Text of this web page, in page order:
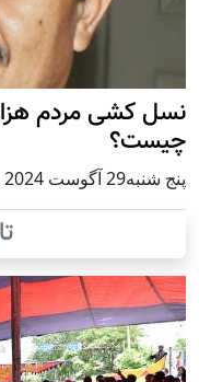
نسل کشی مردم
چیست؟
پنج شنبه29 آگوست 2024